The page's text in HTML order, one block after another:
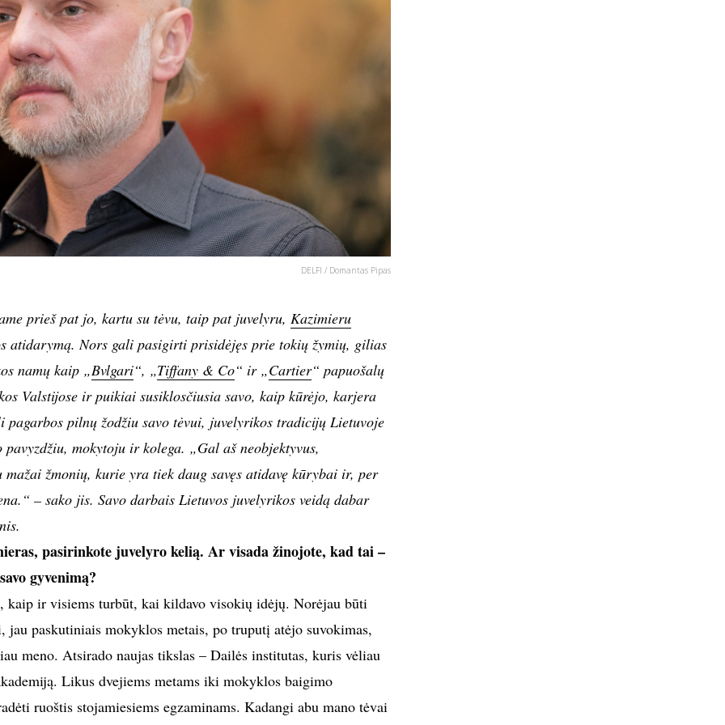
DELFI / Domantas Pipas
prieš pat jo, kartu su tėvu, taip pat juvelyru, Kazimieru
atidarymą. Nors gali pasigirti prisidėjęs prie tokių žymių, gilias
namų kaip „Bvlgari“, „Tiffany & Co“ ir „Cartier“ papuošalų
Valstijose ir puikiai susiklosčiusia savo, kaip kūrėjo, karjera
pagarbos pilnų žodžiu savo tėvui, juvelyrikos tradicijų Lietuvoje
mokytoju ir kolega. „Gal aš neobjektyvus,
mažai žmonių, kurie yra tiek daug savęs atidavę kūrybai ir, per
– sako jis. Savo darbais Lietuvos juvelyrikos veidą dabar
pasirinkote juvelyro kelią. Ar visada žinojote, kad tai –
gyvenimą?
kaip ir visiems turbūt, kai kildavo visokių idėjų. Norėjau būti
jau paskutiniais mokyklos metais, po truputį atėjo suvokimas,
meno. Atsirado naujas tikslas – Dailės institutas, kuris vėliau
Likus dvejiems metams iki mokyklos baigimo
ruoštis stojamiesiems egzaminams. Kadangi abu mano tėvai